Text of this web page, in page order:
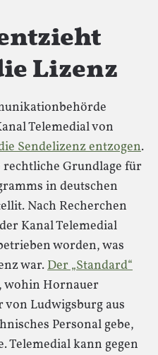
Lizenz
Telemedial von
Sendelizenz entzogen.
rechtliche Grundlage für
in deutschen
Nach Recherchen
Kanal Telemedial
worden, was
war.Der „Standard“
wohin Hornauer
Ludwigsburg aus
Personal gebe,
Telemedial kann gegen